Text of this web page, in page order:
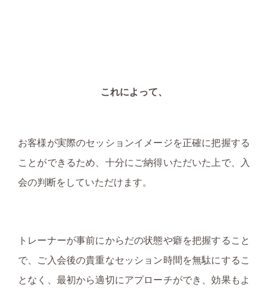
これによって、
お客様が実際のセッションイメージを正確に把握する
ことができるため、十分にご納得いただいた上で、入
会の判断をしていただけます。
トレーナーが事前にからだの状態や癖を把握すること
で、ご入会後の貴重なセッション時間を無駄にするこ
となく、最初から適切にアプローチができ、効果もよ